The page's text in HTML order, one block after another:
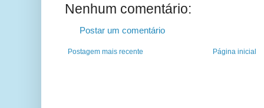
Nenhum comentário:
Postar um comentário
Postagem mais recente Página inicial